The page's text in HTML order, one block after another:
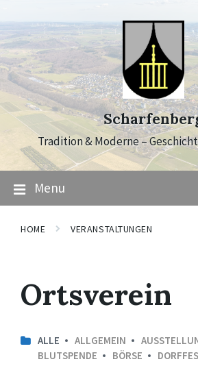
content
main
navigation
footer
Tradition & Moderne –
Menu
HOME VERANSTALTUNGEN
Ortsverein
ALLE ALLGEMEIN
BLUTSPENDE
BÖRSE